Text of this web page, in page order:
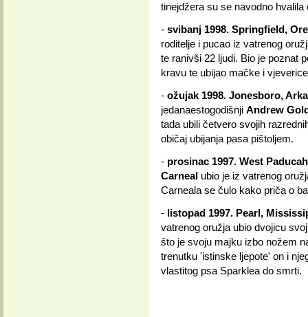
tinejdžera su se navodno
- svibanj 1998. Springfield,
roditelje i pucao iz vatrenog
te ranivši 22 ljudi. Bio je poznat
kravu te ubijao mačke i
- ožujak 1998. Jonesboro,
jedanaestogodišnji Andrew
tada ubili četvero svojih
običaj ubijanja pasa pištoljem.
- prosinac 1997. West
Carnealubio je iz vatrenog
Carneala se čulo kako priča o
- listopad 1997. Pearl,
vatrenog oružja ubio dvojicu
što je svoju majku izbo nožem
trenutku 'istinske ljepote' on i
vlastitog psa Sparklea do smrti.